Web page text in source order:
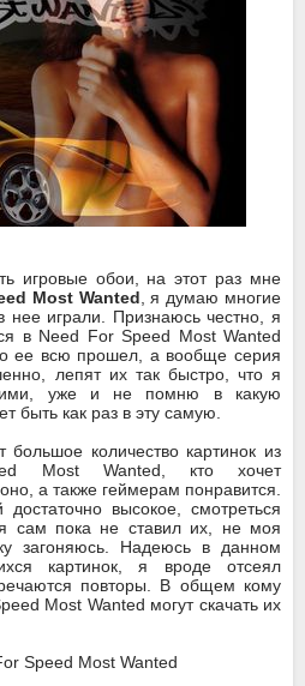
игровые обои, на этот раз мне
Most Wanted , я думаю многие
играли. Признаюсь честно, я
в Need For Speed Most Wanted
ее всю прошел, а вообще серия
лепят их так быстро, что я
уже и не помню в какую
быть как раз в эту самую.
количество картинок из
Most Wanted, кто хочет
а также геймерам понравится.
высокое, смотреться
сам пока не ставил их, не моя
загоняюсь. Надеюсь в данном
картинок, я вроде отсеял
повторы. В общем кому
Most Wanted могут скачать их
Speed Most Wanted